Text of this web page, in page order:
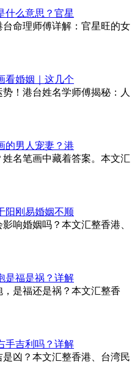
什么意思？官星
命理师傅详解：官星旺的女
看婚姻｜这几个
！港台姓名学师傅揭秘：人
的男人宠妻？港
名笔画中藏着答案。本文汇
阳刚易婚姻不顺
响婚姻吗？本文汇整香港、
是福是祸？详解
，是福还是祸？本文汇整香
手吉利吗？详解
是凶？本文汇整香港、台湾民